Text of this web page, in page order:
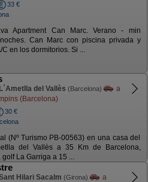
33 €
Apartment Can Marc. Verano - min
Can Marc con piscina privada y
C en los dormitorios. Si ...
L´Ametlla del Vallès (Barcelona)
a
(Barcelona)
30 €
(Nº Turismo PB-00563) en una casa del
del Vallès a 35 Km de Barcelona,
La Garriga a 15 ...
Hilari Sacalm (Girona)
a